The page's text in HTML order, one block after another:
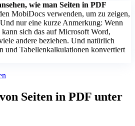
wie man Seiten in PDF
MobiDocs verwenden, um zu zeigen,
nur eine kurze Anmerkung: Wenn
sich das auf Microsoft Word,
andere beziehen. Und natürlich
und Tabellenkalkulationen konvertiert
Seiten in PDF unter